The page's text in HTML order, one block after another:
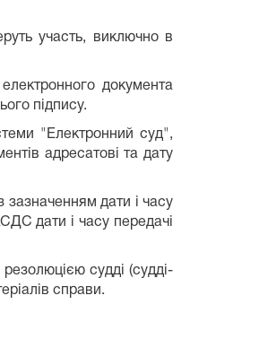
участь, виключно в
документа
підпису.
"Електронний суд",
адресатові та дату
зазначенням дати і часу
дати і часу передачі
судді (судді-
справи.